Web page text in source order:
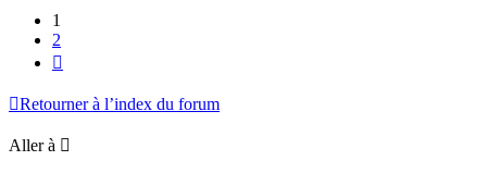
1
2
Retourner à l’index du forum
Aller à